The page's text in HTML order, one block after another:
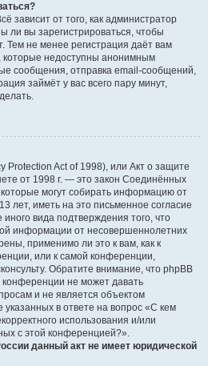
зависит от того, как администратор
вы зарегистрироваться, чтобы
Тем не менее регистрация даёт вам
недоступны анонимным
сообщения, отправка email-сообщений,
займёт у вас всего пару минут,
Protection Act of 1998), или Акт о защите
от 1998 г. — это закон Соединённых
могут собирать информацию от
лет, иметь на это письменное согласие
вида подтверждения того, что
информации от несовершеннолетних
применимо ли это к вам, как к
или к самой конференции,
Обратите внимание, что phpBB
не может давать
и не является объектом
в ответе на вопрос «С кем
использования и/или
с этой конференцией?».
данный акт не имеет юридической